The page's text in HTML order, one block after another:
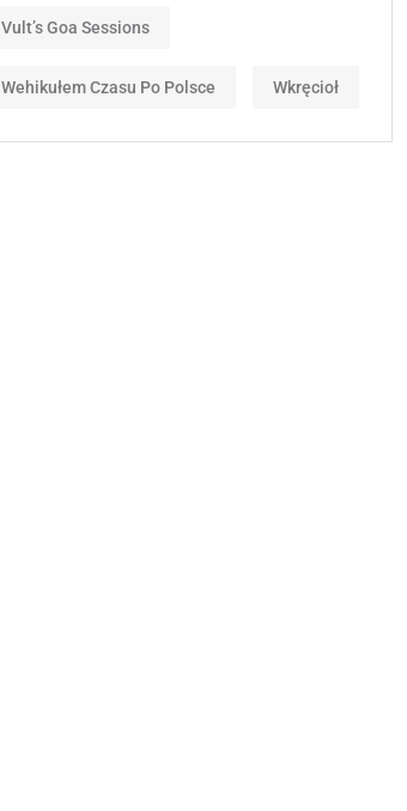
Vult’s Goa Sessions
Wehikułem Czasu Po Polsce Wkręcioł